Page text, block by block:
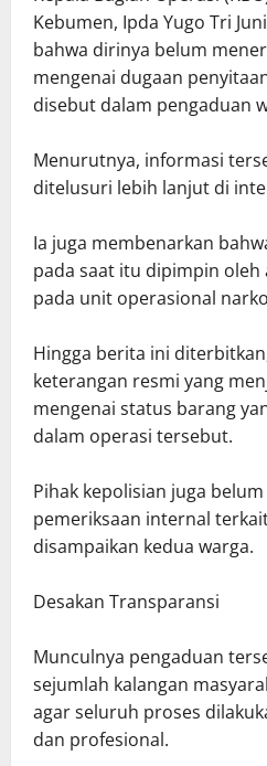
Kebumen, Ipda Yugo Tri
bahwa dirinya belum
mengenai dugaan
disebut dalam pengaduan
Menurutnya, informasi
ditelusuri lebih lanjut di
Ia juga membenarkan
pada saat itu dipimpin oleh
pada unit operasional
Hingga berita ini
keterangan resmi yang
mengenai status barang
dalam operasi tersebut.
Pihak kepolisian juga
pemeriksaan internal
disampaikan kedua warga.
Desakan Transparansi
Munculnya pengaduan
sejumlah kalangan
agar seluruh proses
dan profesional.